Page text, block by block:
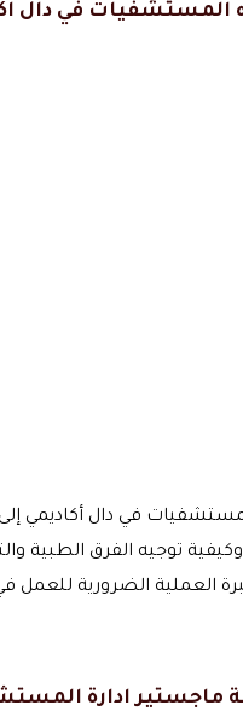
المستشفيات في دال
في دال أكاديمي إلى
وكيفية توجيه الفرق الطبية
العملية الضرورية للعمل
ماجستير ادارة